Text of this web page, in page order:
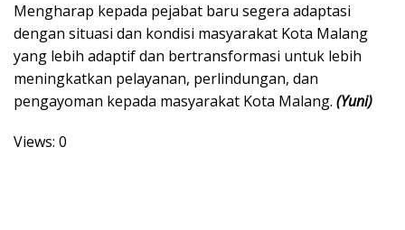
Mengharap kepada pejabat baru segera adaptasi
dengan situasi dan kondisi masyarakat Kota Malang
yang lebih adaptif dan bertransformasi untuk lebih
meningkatkan pelayanan, perlindungan, dan
pengayoman kepada masyarakat Kota Malang. (Yuni)
Views: 0